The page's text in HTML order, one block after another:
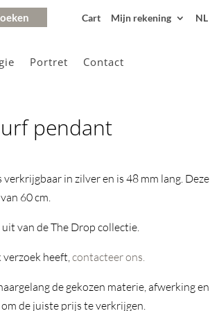
Cart Mijn rekening NL
Portret Contact
pendant
in zilver en is 48 mm lang. Deze
60 cm.
van de The Drop collectie.
verzoek heeft,contacteer ons.
de gekozen materie, afwerking en
de juiste prijs te verkrijgen.